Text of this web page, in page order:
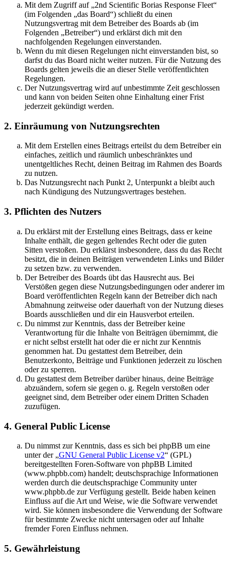
Mit dem Zugriff auf „2nd Scientific Borias Response Fleet“
(im Folgenden „das Board“) schließt du einen
Nutzungsvertrag mit dem Betreiber des Boards ab (im
Folgenden „Betreiber“) und erklärst dich mit den
nachfolgenden Regelungen einverstanden.
Wenn du mit diesen Regelungen nicht einverstanden bist, so
darfst du das Board nicht weiter nutzen. Für die Nutzung des
Boards gelten jeweils die an dieser Stelle veröffentlichten
Regelungen.
Der Nutzungsvertrag wird auf unbestimmte Zeit geschlossen
und kann von beiden Seiten ohne Einhaltung einer Frist
jederzeit gekündigt werden.
2. Einräumung von Nutzungsrechten
Mit dem Erstellen eines Beitrags erteilst du dem Betreiber ein
einfaches, zeitlich und räumlich unbeschränktes und
unentgeltliches Recht, deinen Beitrag im Rahmen des Boards
zu nutzen.
Das Nutzungsrecht nach Punkt 2, Unterpunkt a bleibt auch
nach Kündigung des Nutzungsvertrages bestehen.
3. Pflichten des Nutzers
Du erklärst mit der Erstellung eines Beitrags, dass er keine
Inhalte enthält, die gegen geltendes Recht oder die guten
Sitten verstoßen. Du erklärst insbesondere, dass du das Recht
besitzt, die in deinen Beiträgen verwendeten Links und Bilder
zu setzen bzw. zu verwenden.
Der Betreiber des Boards übt das Hausrecht aus. Bei
Verstößen gegen diese Nutzungsbedingungen oder anderer im
Board veröffentlichten Regeln kann der Betreiber dich nach
Abmahnung zeitweise oder dauerhaft von der Nutzung dieses
Boards ausschließen und dir ein Hausverbot erteilen.
Du nimmst zur Kenntnis, dass der Betreiber keine
Verantwortung für die Inhalte von Beiträgen übernimmt, die
er nicht selbst erstellt hat oder die er nicht zur Kenntnis
genommen hat. Du gestattest dem Betreiber, dein
Benutzerkonto, Beiträge und Funktionen jederzeit zu löschen
oder zu sperren.
Du gestattest dem Betreiber darüber hinaus, deine Beiträge
abzuändern, sofern sie gegen o. g. Regeln verstoßen oder
geeignet sind, dem Betreiber oder einem Dritten Schaden
zuzufügen.
4. General Public License
Du nimmst zur Kenntnis, dass es sich bei phpBB um eine
unter der „GNU General Public License v2“ (GPL)
bereitgestellten Foren-Software von phpBB Limited
(www.phpbb.com) handelt; deutschsprachige Informationen
werden durch die deutschsprachige Community unter
www.phpbb.de zur Verfügung gestellt. Beide haben keinen
Einfluss auf die Art und Weise, wie die Software verwendet
wird. Sie können insbesondere die Verwendung der Software
für bestimmte Zwecke nicht untersagen oder auf Inhalte
fremder Foren Einfluss nehmen.
5. Gewährleistung